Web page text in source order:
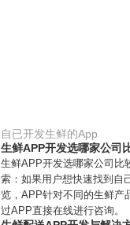
自已开发生鲜的App
生鲜APP开发选哪家公司
生鲜APP开发选哪家公司比
索：如果用户想快速找到自
览，APP针对不同的生鲜产
过APP直接在线进行咨询。